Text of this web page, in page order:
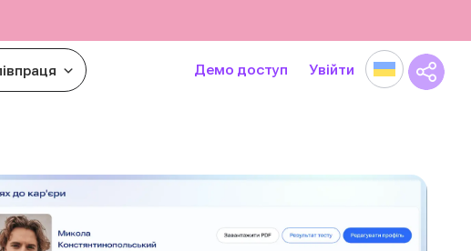
Демо доступ Увійти